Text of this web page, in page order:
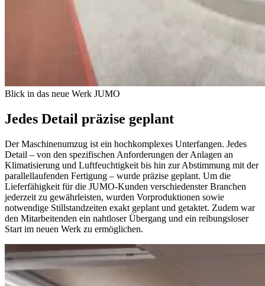
Blick in das neue Werk JUMO
Jedes Detail präzise geplant
Der Maschinenumzug ist ein hochkomplexes Unterfangen. Jedes
Detail – von den spezifischen Anforderungen der Anlagen an
Klimatisierung und Luftfeuchtigkeit bis hin zur Abstimmung mit der
parallellaufenden Fertigung – wurde präzise geplant. Um die
Lieferfähigkeit für die JUMO-Kunden verschiedenster Branchen
jederzeit zu gewährleisten, wurden Vorproduktionen sowie
notwendige Stillstandzeiten exakt geplant und getaktet. Zudem war
den Mitarbeitenden ein nahtloser Übergang und ein reibungsloser
Start im neuen Werk zu ermöglichen.